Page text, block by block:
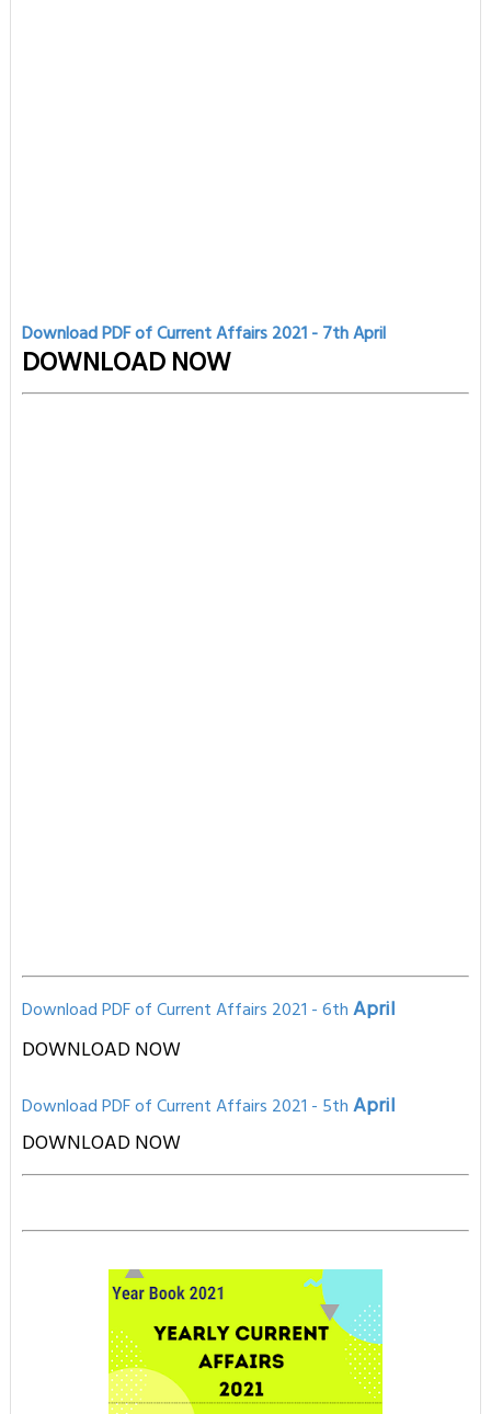
Download PDF of Current Affairs 2021 - 7thApril
DOWNLOAD NOW
Download PDF of Current Affairs 2021 - 6thApril
DOWNLOAD NOW
Download PDF of Current Affairs 2021 - 5thApril
DOWNLOAD NOW